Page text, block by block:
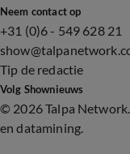
Neem contact op
+31 (0)6 - 549 628 21
Tip de redactie
Volg Shownieuws
© 2026 Talpa
en datamining.